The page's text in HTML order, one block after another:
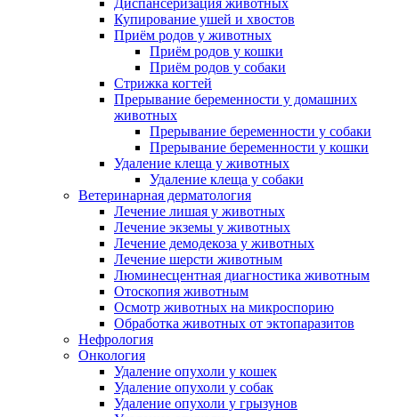
Диспансеризация животных
Купирование ушей и хвостов
Приём родов у животных
Приём родов у кошки
Приём родов у собаки
Стрижка когтей
Прерывание беременности у домашних
животных
Прерывание беременности у собаки
Прерывание беременности у кошки
Удаление клеща у животных
Удаление клеща у собаки
Ветеринарная дерматология
Лечение лишая у животных
Лечение экземы у животных
Лечение демодекоза у животных
Лечение шерсти животным
Люминесцентная диагностика животным
Отоскопия животным
Осмотр животных на микроспорию
Обработка животных от эктопаразитов
Нефрология
Онкология
Удаление опухоли у кошек
Удаление опухоли у собак
Удаление опухоли у грызунов